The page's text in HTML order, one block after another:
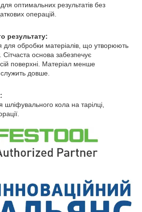
оптимальних результатів без
операцій.
результату:
обробки матеріалів, що утворюють
Сітчаста основа забезпечує
поверхні. Матеріал менше
довше.
кола на тарілці,